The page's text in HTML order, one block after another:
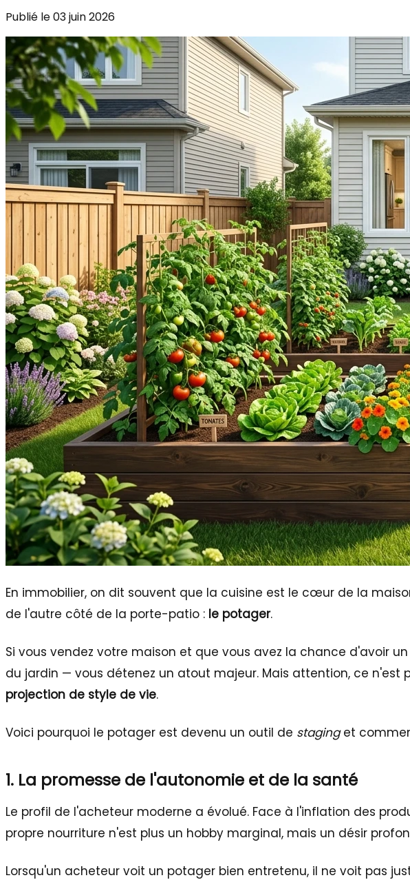
Publié le 03 juin 2026
En immobilier, on dit souvent que la cuisine est le cœur de la
de l'autre côté de la porte-patio : le potager.
Si vous vendez votre maison et que vous avez la chance d'avoir
du jardin — vous détenez un atout majeur. Mais attention, ce
projection de style de vie.
Voici pourquoi le potager est devenu un outil de staginget
1. La promesse de l'autonomie et de la santé
Le profil de l'acheteur moderne a évolué. Face à l'inflation des
propre nourriture n'est plus un hobby marginal, mais un désir
Lorsqu'un acheteur voit un potager bien entretenu, il ne voit pas